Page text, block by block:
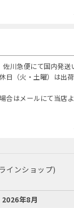
川急便にて国内発送
日（火・土曜）は出
合はメールにて当店
インショップ)
2026年8月